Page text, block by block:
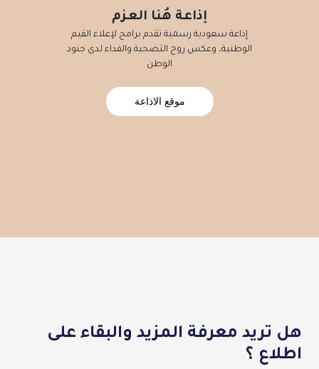
إذاعة هُنا العزم
إذاعة سعودية رسمية تقدم برامج لإعلاء القيم
الوطنية، وعكس روح التضحية والفداء لدى جنود
الوطن
موقع الاذاعة
هل تريد معرفة المزيد والبقاء على
اطلاع ؟